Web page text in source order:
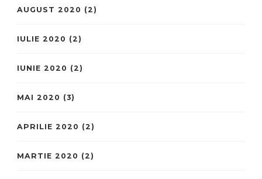
AUGUST 2020 (2)
IULIE 2020 (2)
IUNIE 2020 (2)
MAI 2020 (3)
APRILIE 2020 (2)
MARTIE 2020 (2)